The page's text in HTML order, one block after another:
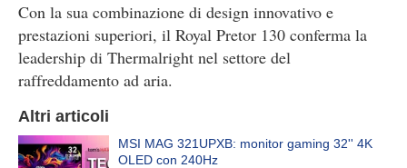
Con la sua combinazione di design innovativo e
prestazioni superiori, il Royal Pretor 130 conferma la
leadership di Thermalright nel settore del
raffreddamento ad aria.
Altri articoli
MSI MAG 321UPXB: monitor gaming 32'' 4K
OLED con 240Hz